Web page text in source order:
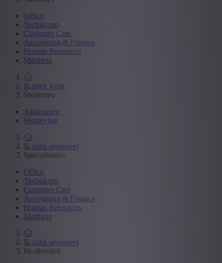
Office
Technicum
Customer Care
Accounting & Finance
Human Resources
Maritiem
Ik zoek werk
Studenten
Jobbeurzen
Wetgeving
Ik zoek personeel
Specialisaties
Office
Technicum
Customer Care
Accounting & Finance
Human Resources
Maritiem
Ik zoek personeel
Hr-diensten